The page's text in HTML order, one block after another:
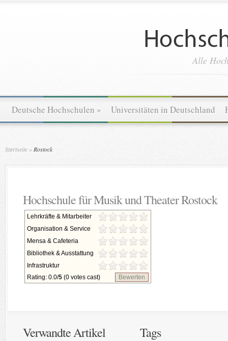
Alle
Deutsche Hochschulen » Universitäten in Deutschland
Startseite » Rostock
Hochschule für Musik und Theater Rostock
Lehrkräfte & Mitarbeiter
Organisation & Service
Mensa & Cafeteria
Bibliothek & Ausstattung
Infrastruktur
Rating: 0.0/5 (0 votes cast) Bewerten
Verwandte Artikel Tags